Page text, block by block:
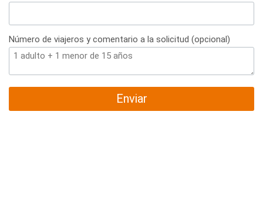
Número de viajeros y comentario a la solicitud (opcional)
Enviar